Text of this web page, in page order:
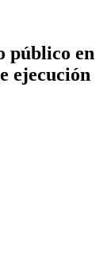
público en
ejecución